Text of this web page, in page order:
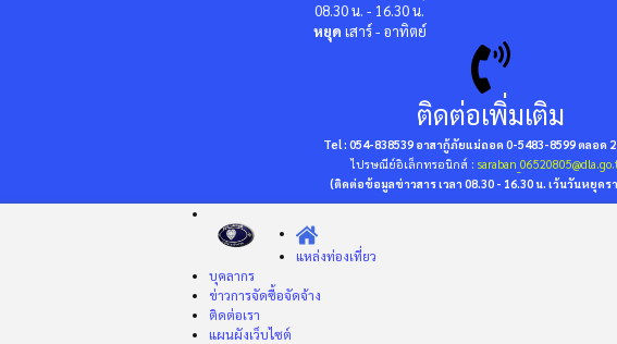
08.30 น. - 16.30 น.
หยุด เสาร์ - อาทิตย์
ติดต่อเพิ่มเติม
Tel : 054-838539 อาสากู้ภัยแม่ถอด 0-5483-8599ตลอด
ไปรษณีย์อิเล็กทรอนิกส์ :
(ติดต่อข้อมูลข่าวสาร เวลา 08.30 - 16.30 น. เว้นวันหยุดร
แหล่งท่องเที่ยว
บุคลากร
ข่าวการจัดซื้อจัดจ้าง
ติดต่อเรา
แผนผังเว็บไซต์